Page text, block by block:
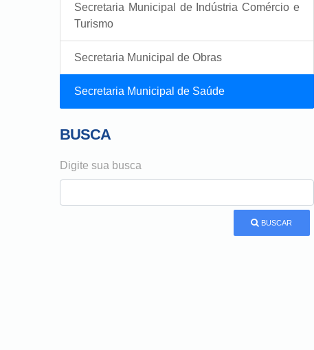
Secretaria Municipal de Indústria Comércio e
Turismo
Secretaria Municipal de Obras
Secretaria Municipal de Saúde
BUSCA
Digite sua busca
BUSCAR